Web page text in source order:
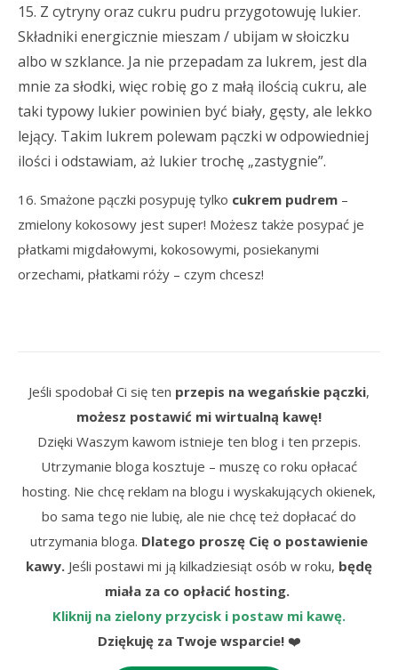
15. Z cytryny oraz cukru pudru przygotowuję lukier.
Składniki energicznie mieszam / ubijam w słoiczku
albo w szklance. Ja nie przepadam za lukrem, jest dla
mnie za słodki, więc robię go z małą ilością cukru, ale
taki typowy lukier powinien być biały, gęsty, ale lekko
lejący. Takim lukrem polewam pączki w odpowiedniej
ilości i odstawiam, aż lukier trochę „zastygnie”.
16. Smażone pączki posypuję tylko cukrem pudrem –
zmielony kokosowy jest super! Możesz także posypać je
płatkami migdałowymi, kokosowymi, posiekanymi
orzechami, płatkami róży – czym chcesz!
Jeśli spodobał Ci się ten przepis na wegańskie pączki,
możesz postawić mi wirtualną kawę!
Dzięki Waszym kawom istnieje ten blog i ten przepis.
Utrzymanie bloga kosztuje – muszę co roku opłacać
hosting. Nie chcę reklam na blogu i wyskakujących okienek,
bo sama tego nie lubię, ale nie chcę też dopłacać do
utrzymania bloga. Dlatego proszę Cię o postawienie
kawy. Jeśli postawi mi ją kilkadziesiąt osób w roku, będę
miała za co opłacić hosting.
Kliknij na zielony przycisk i postaw mi kawę.
Dziękuję za Twoje wsparcie!❤️